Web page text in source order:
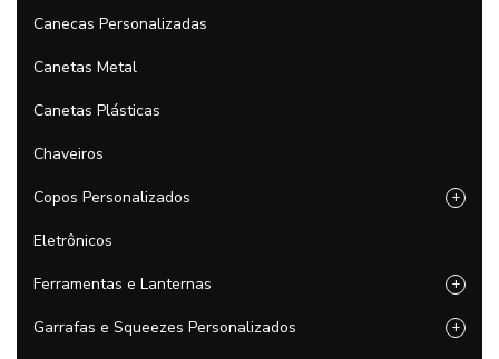
Canecas Personalizadas
Canetas Metal
Canetas Plásticas
Chaveiros
Copos Personalizados +
Eletrônicos
Ferramentas e Lanternas +
Garrafas e Squeezes Personalizados +